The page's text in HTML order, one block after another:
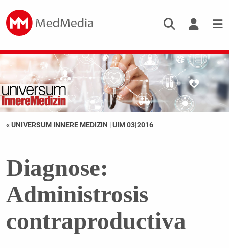
« UNIVERSUM INNERE MEDIZIN |UIM 03|2016
Diagnose:
Administrosis
contraproductiva